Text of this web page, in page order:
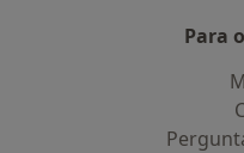
Para